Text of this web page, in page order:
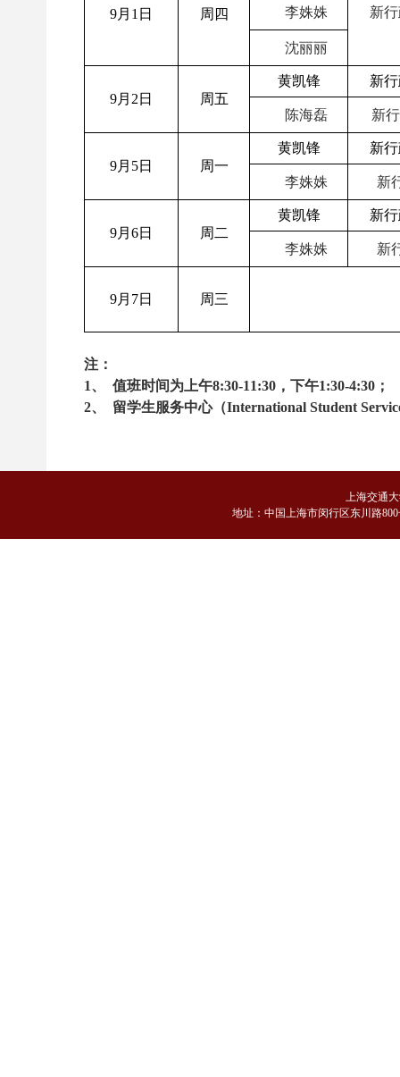
9月1日 周四 李姝姝 新
沈丽丽
9月2日 周五
黄凯锋 新
陈海磊 新
9月5日 周一
黄凯锋 新
李姝姝 新
9月6日 周二
黄凯锋 新
李姝姝 新
9月7日 周三
注：
1、
值班时间为上午8:30-11:30，下午1:30-4:30；
2、
留学生服务中心（International Student
上海交通
地址：中国上海市闵行区东川路